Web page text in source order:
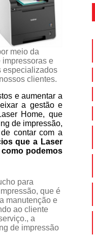
meio da
impressoras e
especializados
clientes.
e aumentar a
a gestão e
Home, que
de impressão,
contar com a
que a Laser
como podemos
para
que é
manutenção e
ao cliente
a
de impressão